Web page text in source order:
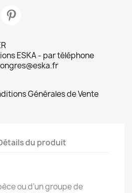
ESKA - par téléphone
Générales de Vente
du produit
ou d’un groupe de